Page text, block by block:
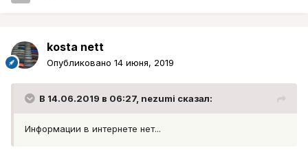
kosta nett
Опубликовано 14 июня, 2019
В 14.06.2019 в 06:27, nezumi сказал:
Информации в интернете нет...